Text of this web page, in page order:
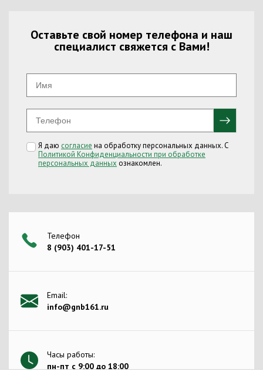
Оставьте свой номер телефона и наш
специалист свяжется с Вами!
Я даю согласие на обработку персональных данных. С
Политикой Конфиденциальности при обработке
персональных данных ознакомлен.
Телефон
8 (903) 401-17-51
Email:
info@gnb161.ru
Часы работы:
пн-пт с 9:00 до 18:00